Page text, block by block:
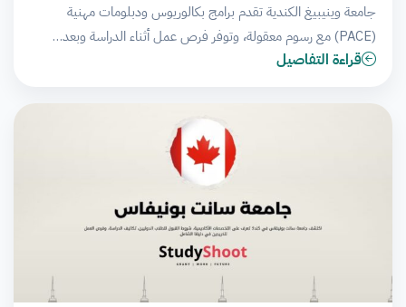
جامعة وينيبيغ الكندية تقدم برامج بكالوريوس ودبلومات مهنية
(PACE) مع رسوم معقولة، وتوفر فرص عمل أثناء الدراسة وبعد…
قراءة التفاصيل